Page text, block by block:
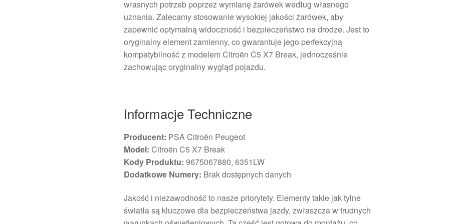
własnych potrzeb poprzez wymianę żarówek według własnego
uznania. Zalecamy stosowanie wysokiej jakości żarówek, aby
zapewnić optymalną widoczność i bezpieczeństwo na drodze. Jest to
oryginalny element zamienny, co gwarantuje jego perfekcyjną
kompatybilność z modelem Citroën C5 X7 Break, jednocześnie
zachowując oryginalny wygląd pojazdu.
Informacje Techniczne
Producent: PSA Citroën Peugeot
Model: Citroën C5 X7 Break
Kody Produktu: 9675067880, 6351LW
Dodatkowe Numery: Brak dostępnych danych
Jakość i niezawodność to nasze priorytety. Elementy takie jak tylne
światła są kluczowe dla bezpieczeństwa jazdy, zwłaszcza w trudnych